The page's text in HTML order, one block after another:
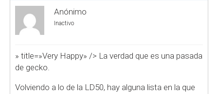
Anónimo
Inactivo
» title=»Very Happy» /> La verdad que es una pasada
de gecko.
Volviendo a lo de la LD50, hay alguna lista en la que